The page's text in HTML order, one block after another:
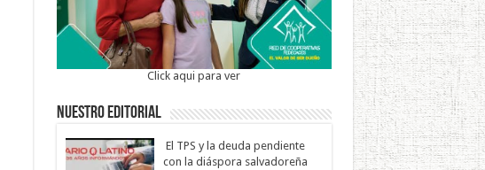
Click aqui para ver
Nuestro Editorial
El TPS y la deuda pendiente
con la diáspora salvadoreña